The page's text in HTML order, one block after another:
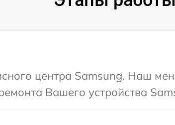
центра Samsung. Наш
Вашего устройства